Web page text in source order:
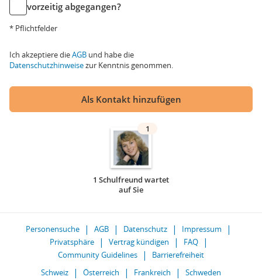
vorzeitig abgegangen?
* Pflichtfelder
Ich akzeptiere dieAGB und habe die
Datenschutzhinweisezur Kenntnis genommen.
Als Kontakt hinzufügen
1
1 Schulfreund wartet
auf Sie
Personensuche AGB Datenschutz
Impressum
Privatsphäre
Vertrag kündigen
FAQ
Community Guidelines
Barrierefreiheit
Schweiz
Österreich Frankreich Schweden